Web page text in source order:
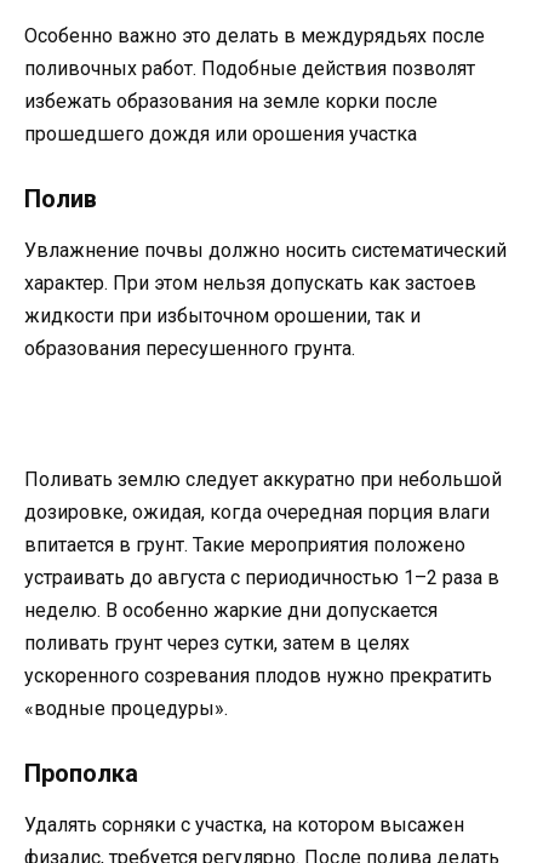
Особенно важно это делать в междурядьях после
поливочных работ. Подобные действия позволят
избежать образования на земле корки после
прошедшего дождя или орошения участка
Полив
Увлажнение почвы должно носить систематический
характер. При этом нельзя допускать как застоев
жидкости при избыточном орошении, так и
образования пересушенного грунта.
Поливать землю следует аккуратно при небольшой
дозировке, ожидая, когда очередная порция влаги
впитается в грунт. Такие мероприятия положено
устраивать до августа с периодичностью 1–2 раза в
неделю. В особенно жаркие дни допускается
поливать грунт через сутки, затем в целях
ускоренного созревания плодов нужно прекратить
«водные процедуры».
Прополка
Удалять сорняки с участка, на котором высажен
физалис, требуется регулярно. После полива делать